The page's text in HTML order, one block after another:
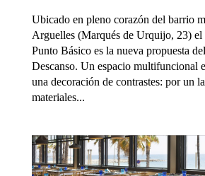
Ubicado en pleno corazón del barrio
Arguelles (Marqués de Urquijo, 23) el
Punto Básico es la nueva propuesta
Descanso. Un espacio multifuncional
una decoración de contrastes: por un
materiales...